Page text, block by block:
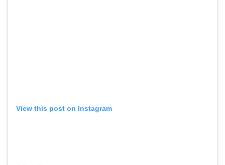
View this post on Instagram